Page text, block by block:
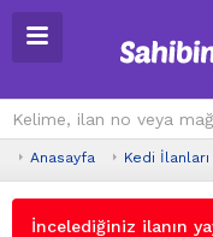
Anasayfa Kedi İlanları
İncelediğiniz ilanın